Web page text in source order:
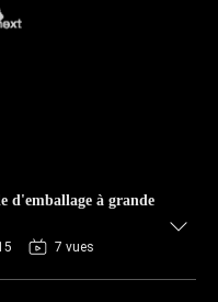
d'emballage à grande
7 vues